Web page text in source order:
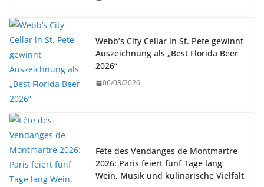
Webb’s City Cellar in St. Pete gewinnt
Auszeichnung als „Best Florida Beer
2026“
06/08/2026
Fête des Vendanges de Montmartre
2026: Paris feiert fünf Tage lang
Wein, Musik und kulinarische Vielfalt